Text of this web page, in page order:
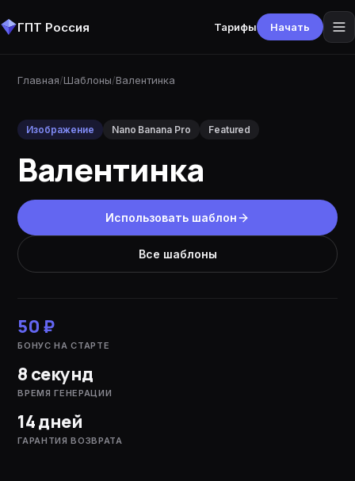
ГПТ Россия Тарифы Начать
Главная/Шаблоны/Валентинка
Изображение Nano Banana Pro Featured
Валентинка
Использовать шаблон
Все шаблоны
50 ₽
БОНУС НА СТАРТЕ
8 секунд
ВРЕМЯ ГЕНЕРАЦИИ
14 дней
ГАРАНТИЯ ВОЗВРАТА